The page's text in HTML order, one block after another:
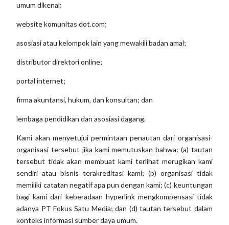
umum dikenal;
website komunitas dot.com;
asosiasi atau kelompok lain yang mewakili badan amal;
distributor direktori online;
portal internet;
firma akuntansi, hukum, dan konsultan; dan
lembaga pendidikan dan asosiasi dagang.
Kami akan menyetujui permintaan penautan dari organisasi-
organisasi tersebut jika kami memutuskan bahwa: (a) tautan
tersebut tidak akan membuat kami terlihat merugikan kami
sendiri atau bisnis terakreditasi kami; (b) organisasi tidak
memiliki catatan negatif apa pun dengan kami; (c) keuntungan
bagi kami dari keberadaan hyperlink mengkompensasi tidak
adanya PT Fokus Satu Media; dan (d) tautan tersebut dalam
konteks informasi sumber daya umum.